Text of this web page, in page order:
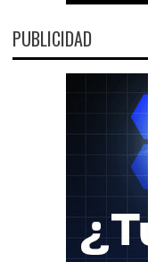
PUBLICIDAD